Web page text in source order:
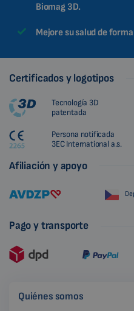
Biomag 3D.
Mejore su salud de
Certificados y logotipos
Tecnología 3D
patentada
Persona notificada
3EC International a.s.
Afiliación y apoyo
Pago y transporte
Quiénes somos